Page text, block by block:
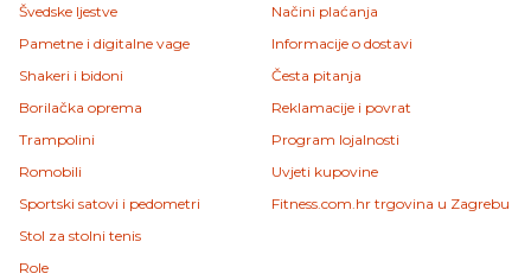
Švedske ljestve
Pametne i digitalne vage
Shakeri i bidoni
Borilačka oprema
Trampolini
Romobili
Sportski satovi i pedometri
Stol za stolni tenis
Role
Načini plaćanja
Informacije o dostavi
Česta pitanja
Reklamacije i povrat
Program lojalnosti
Uvjeti kupovine
Fitness.com.hr trgovina u Zagrebu